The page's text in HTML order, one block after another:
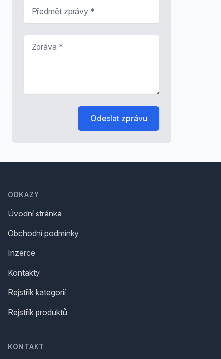
Odeslat zprávu
ODKAZY
Úvodní stránka
Obchodní podmínky
Inzerce
Kontakty
Rejstřík kategorií
Rejstřík produktů
KONTAKT